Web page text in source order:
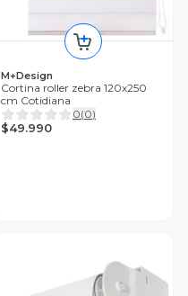
M+Design
Cortina roller zebra 120x250
cm Cotidiana
0(0)
$49.990